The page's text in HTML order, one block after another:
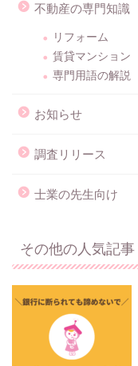
不動産の専門知識
リフォーム
賃貸マンション
専門用語の解説
お知らせ
調査リリース
士業の先生向け
その他の人気記事